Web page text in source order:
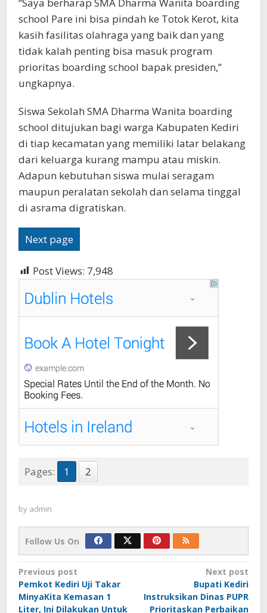
school Pare ini bisa pindah ke Totok Kerot, kita
kasih fasilitas olahraga yang baik dan yang
tidak kalah penting bisa masuk program
prioritas boarding school bapak presiden,”
ungkapnya.
Siswa Sekolah SMA Dharma Wanita boarding
school ditujukan bagi warga Kabupaten Kediri
di tiap kecamatan yang memiliki latar belakang
dari keluarga kurang mampu atau miskin.
Adapun kebutuhan siswa mulai seragam
maupun peralatan sekolah dan selama tinggal
di asrama digratiskan.
Next page
Post Views: 7,948
Pages: 1 2
by admin
Follow Us On
Post
navigation
Previous post
Pemkot Kediri Uji Takar
MinyaKita Kemasan 1
Liter, Ini Dilakukan Untuk
Next post
Bupati Kediri
Instruksikan Dinas PUPR
Prioritaskan Perbaikan